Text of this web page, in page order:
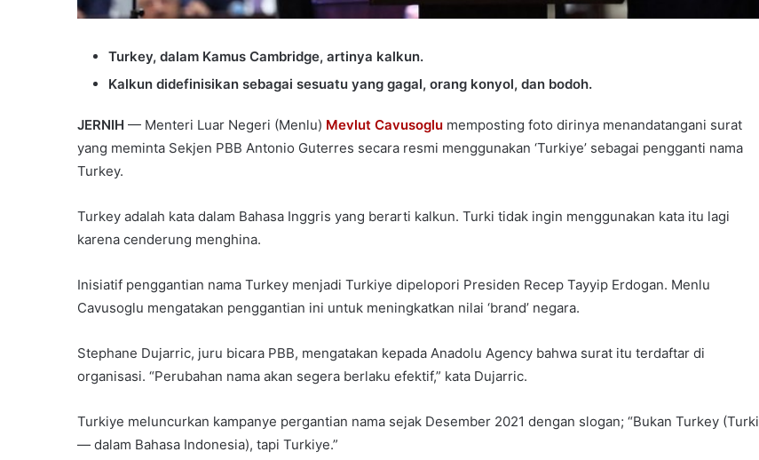
Turkey, dalam Kamus Cambridge, artinya kalkun.
Kalkun didefinisikan sebagai sesuatu yang gagal, orang konyol, dan bodoh.
JERNIH — Menteri Luar Negeri (Menlu) Mevlut Cavusoglu memposting foto dirinya menandatangani surat
yang meminta Sekjen PBB Antonio Guterres secara resmi menggunakan ‘Turkiye’ sebagai pengganti nama
Turkey.
Turkey adalah kata dalam Bahasa Inggris yang berarti kalkun. Turki tidak ingin menggunakan kata itu lagi
karena cenderung menghina.
Inisiatif penggantian nama Turkey menjadi Turkiye dipelopori Presiden Recep Tayyip Erdogan. Menlu
Cavusoglu mengatakan penggantian ini untuk meningkatkan nilai ‘brand’ negara.
Stephane Dujarric, juru bicara PBB, mengatakan kepada Anadolu Agency bahwa surat itu terdaftar di
organisasi. “Perubahan nama akan segera berlaku efektif,” kata Dujarric.
Turkiye meluncurkan kampanye pergantian nama sejak Desember 2021 dengan slogan; “Bukan Turkey (Turki
— dalam Bahasa Indonesia), tapi Turkiye.”